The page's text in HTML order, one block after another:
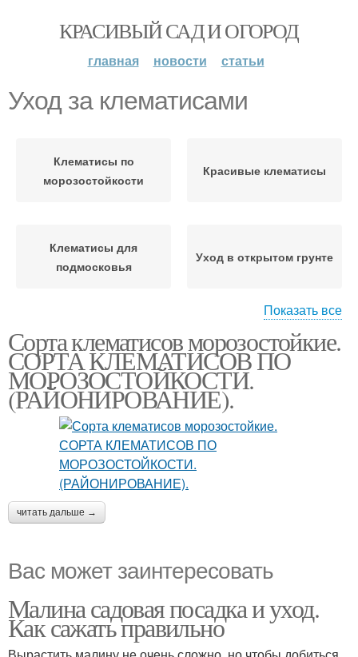
КРАСИВЫЙ САД И ОГОРОД
главная новости статьи
Уход за клематисами
Клематисы по
морозостойкости
Красивые клематисы
Клематисы для
подмосковья
Уход в открытом грунте
Клематисы для сибири
Показать все
Сорта клематисов морозостойкие.
СОРТА КЛЕМАТИСОВ ПО
МОРОЗОСТОЙКОСТИ.
(РАЙОНИРОВАНИЕ).
читать дальше →
Вас может заинтересовать
Малина садовая посадка и уход.
Как сажать правильно